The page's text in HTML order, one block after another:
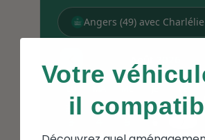
Votre
il